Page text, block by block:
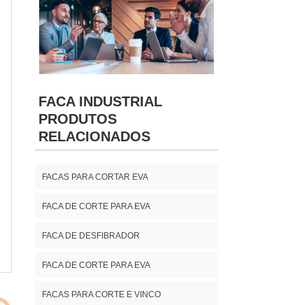
FACA INDUSTRIAL
PRODUTOS
RELACIONADOS
FACAS PARA CORTAR EVA
FACA DE CORTE PARA EVA
FACA DE DESFIBRADOR
FACA DE CORTE PARA EVA
FACAS PARA CORTE E VINCO